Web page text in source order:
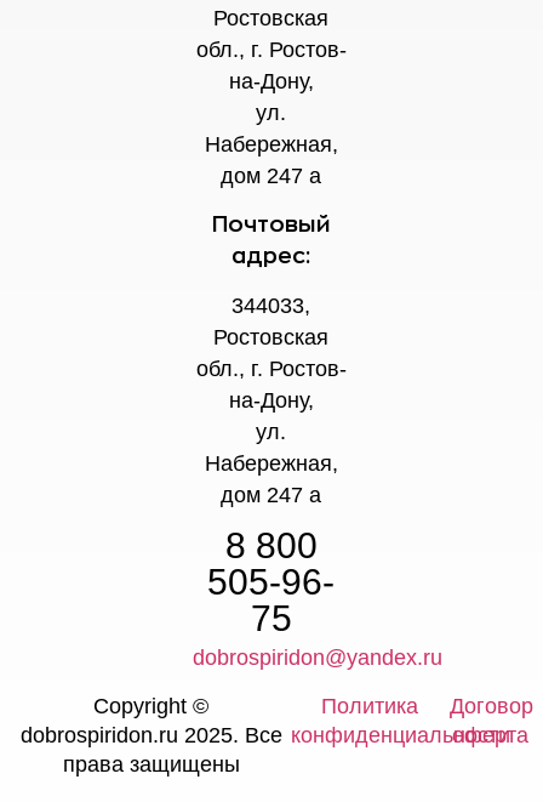
Ростовская
обл., г. Ростов-
на-Дону,
ул.
Набережная,
дом 247 а
Почтовый
адрес:
344033,
Ростовская
обл., г. Ростов-
на-Дону,
ул.
Набережная,
дом 247 а
8 800
505-96-
75
dobrospiridon@yandex.ru
Copyright ©
dobrospiridon.ru 2025. Все
права защищены
Политика
конфиденциальности
Договор
оферта